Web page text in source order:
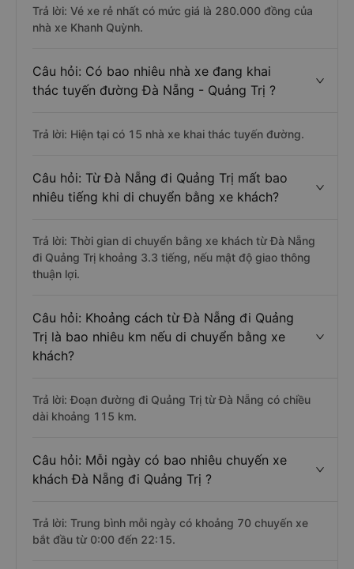
Trả lời: Vé xe rẻ nhất có mức giá là 280.000 đồng của
nhà xe Khanh Quỳnh.
Câu hỏi: Có bao nhiêu nhà xe đang khai
thác tuyến đường Đà Nẵng - Quảng Trị ?
Trả lời: Hiện tại có 15 nhà xe khai thác tuyến đường.
Câu hỏi: Từ Đà Nẵng đi Quảng Trị mất bao
nhiêu tiếng khi di chuyển bằng xe khách?
Trả lời: Thời gian di chuyển bằng xe khách từ Đà Nẵng
đi Quảng Trị khoảng 3.3 tiếng, nếu mật độ giao thông
thuận lợi.
Câu hỏi: Khoảng cách từ Đà Nẵng đi Quảng
Trị là bao nhiêu km nếu di chuyển bằng xe
khách?
Trả lời: Đoạn đường đi Quảng Trị từ Đà Nẵng có chiều
dài khoảng 115 km.
Câu hỏi: Mỗi ngày có bao nhiêu chuyến xe
khách Đà Nẵng đi Quảng Trị ?
Trả lời: Trung bình mỗi ngày có khoảng 70 chuyến xe
bắt đầu từ 0:00 đến 22:15.